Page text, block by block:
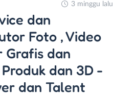
dan
Foto , Video
Grafis dan
dan 3D -
dan Talent
3 minggu lalu